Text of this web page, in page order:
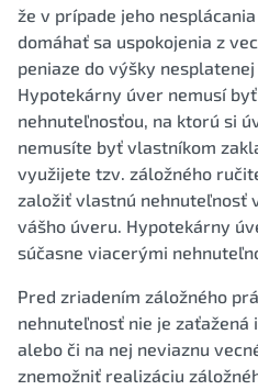
že v prípade jeho
domáhať sa uspokojenia z
peniaze do výšky
Hypotekárny úver nemusí
nehnuteľnosťou, na ktorú si
nemusíte byť vlastníkom
využijete tzv. záložného
založiť vlastnú nehnuteľnosť
vášho úveru. Hypotekárny
súčasne viacerými
Pred zriadením záložného
nehnuteľnosť nie je zaťažená
alebo či na nej neviaznu
znemožniť realizáciu